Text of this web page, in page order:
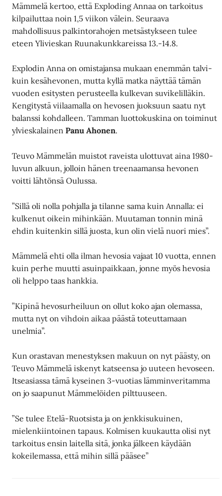
Mämmelä kertoo, että Exploding Annaa on tarkoitus
kilpailuttaa noin 1,5 viikon välein. Seuraava
mahdollisuus palkintorahojen metsästykseen tulee
eteen Ylivieskan Ruunakunkkareissa 13.-14.8.
Explodin Anna on omistajansa mukaan enemmän talvi-
kuin kesähevonen, mutta kyllä matka näyttää tämän
vuoden esitysten perusteella kulkevan suvikelilläkin.
Kengitystä viilaamalla on hevosen juoksuun saatu nyt
balanssi kohdalleen. Tamman luottokuskina on toiminut
ylvieskalainenPanu Ahonen.
Teuvo Mämmelän muistot raveista ulottuvat aina 1980-
luvun alkuun, jolloin hänen treenaamansa hevonen
voitti lähtönsä Oulussa.
”Sillä oli nolla pohjalla ja tilanne sama kuin Annalla: ei
kulkenut oikein mihinkään. Muutaman tonnin minä
ehdin kuitenkin sillä juosta, kun olin vielä nuori mies”.
Mämmelä ehti olla ilman hevosia vajaat 10 vuotta, ennen
kuin perhe muutti asuinpaikkaan, jonne myös hevosia
oli helppo taas hankkia.
”Kipinä hevosurheiluun on ollut koko ajan olemassa,
mutta nyt on vihdoin aikaa päästä toteuttamaan
unelmia”.
Kun orastavan menestyksen makuun on nyt päästy, on
Teuvo Mämmelä iskenyt katseensa jo uuteen hevoseen.
Itseasiassa tämä kyseinen 3-vuotias lämminveritamma
on jo saapunut Mämmelöiden pilttuuseen.
”Se tulee Etelä-Ruotsista ja on jenkkisukuinen,
mielenkiintoinen tapaus. Kolmisen kuukautta olisi nyt
tarkoitus ensin laitella sitä, jonka jälkeen käydään
kokeilemassa, että mihin sillä pääsee”